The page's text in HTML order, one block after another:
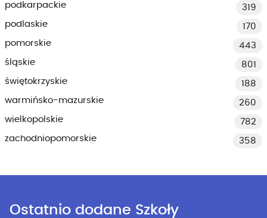
podkarpackie
319
podlaskie
170
pomorskie
443
śląskie
801
świętokrzyskie
188
warmińsko-mazurskie
260
wielkopolskie
782
zachodniopomorskie
358
Ostatnio dodane Szkoły